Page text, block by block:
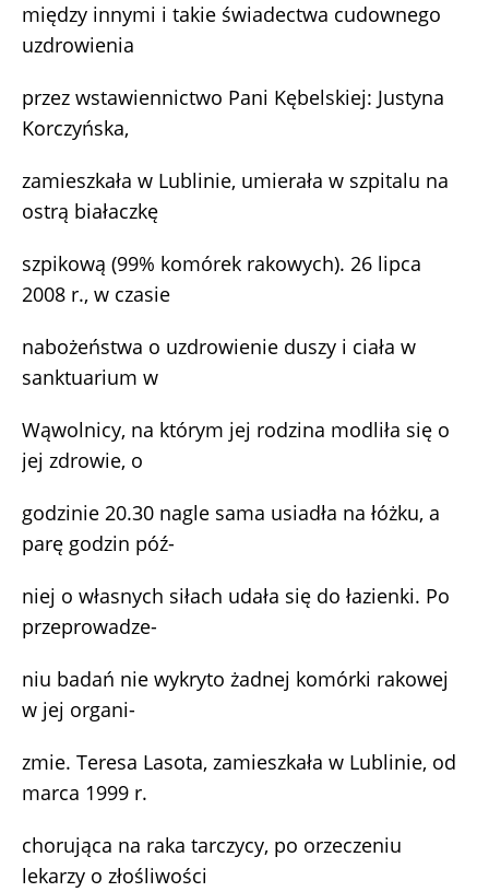
między innymi i takie świadectwa cudownego
uzdrowienia
przez wstawiennictwo Pani Kębelskiej: Justyna
Korczyńska,
zamieszkała w Lublinie, umierała w szpitalu na
ostrą białaczkę
szpikową (99% komórek rakowych). 26 lipca
2008 r., w czasie
nabożeństwa o uzdrowienie duszy i ciała w
sanktuarium w
Wąwolnicy, na którym jej rodzina modliła się o
jej zdrowie, o
godzinie 20.30 nagle sama usiadła na łóżku, a
parę godzin póź-
niej o własnych siłach udała się do łazienki. Po
przeprowadze-
niu badań nie wykryto żadnej komórki rakowej
w jej organi-
zmie. Teresa Lasota, zamieszkała w Lublinie, od
marca 1999 r.
chorująca na raka tarczycy, po orzeczeniu
lekarzy o złośliwości